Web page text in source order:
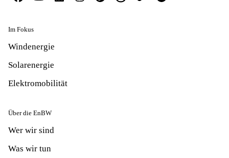
Im Fokus
Windenergie
Solarenergie
Elektromobilität
Über die EnBW
Wer wir sind
Was wir tun